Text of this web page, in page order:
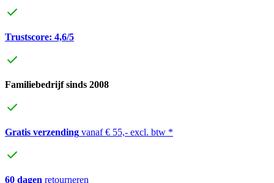
Trustscore: 4,6/5
Familiebedrijf sinds 2008
Gratis verzending vanaf € 55,- excl. btw *
60 dagen retourneren